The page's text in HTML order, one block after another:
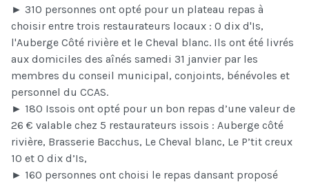
► 310 personnes ont opté pour un plateau repas à
choisir entre trois restaurateurs locaux : O dix d'Is,
l'Auberge Côté rivière et le Cheval blanc. Ils ont été livrés
aux domiciles des aînés samedi 31 janvier par les
membres du conseil municipal, conjoints, bénévoles et
personnel du CCAS.
► 180 Issois ont opté pour un bon repas d’une valeur de
26 € valable chez 5 restaurateurs issois : Auberge côté
rivière, Brasserie Bacchus, Le Cheval blanc, Le P’tit creux
10 et O dix d’Is,
► 160 personnes ont choisi le repas dansant proposé